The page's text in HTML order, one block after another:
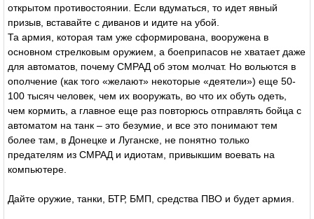
открытом противостоянии. Если вдуматься, то идет явный
призыв, вставайте с диванов и идите на убой.
Та армия, которая там уже сформирована, вооружена в
основном стрелковым оружием, а боеприпасов не хватает даже
для автоматов, почему СМРАД об этом молчат. Но вольются в
ополчение (как того «желают» некоторые «деятели») еще 50-
100 тысяч человек, чем их вооружать, во что их обуть одеть,
чем кормить, а главное еще раз повторюсь отправлять бойца с
автоматом на танк – это безумие, и все это понимают тем
более там, в Донецке и Луганске, не понятно только
предателям из СМРАД и идиотам, привыкшим воевать на
компьютере.
Дайте оружие, танки, БТР, БМП, средства ПВО и будет армия.